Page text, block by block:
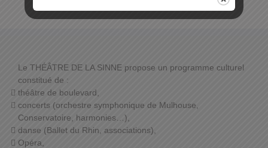
Le THÉÂTRE DE LA SINNE propose un programme culturel
constitué de :
théâtre de boulevard,
concerts (orchestre symphonique de Mulhouse,
Conservatoire, harmonies…),
danse (Ballet du Rhin, associations),
Opéra,